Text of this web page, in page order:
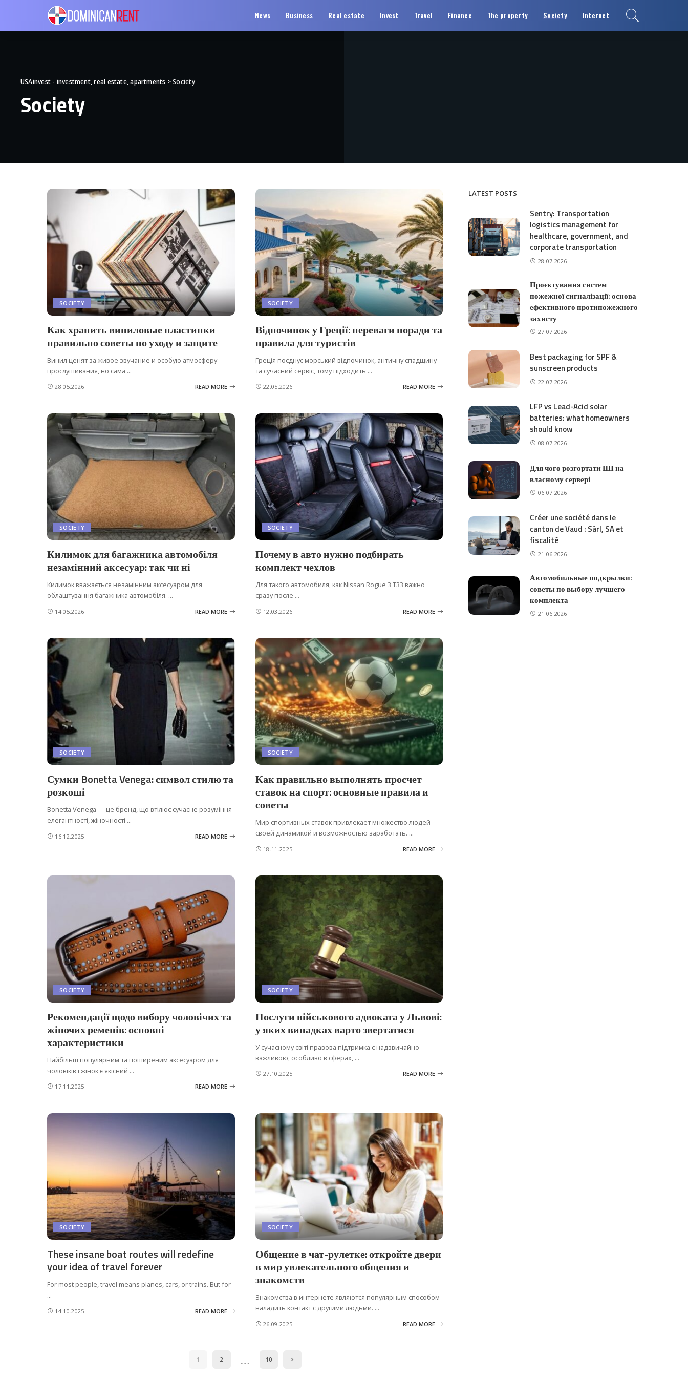
News Business Real estate Invest Travel Finance The property Society Internet
USAinvest - investment, real estate, apartments >Society
Society
SOCIETY
Как хранить виниловые пластинки
правильно советы по уходу и защите
Винил ценят за живое звучание и особую атмосферу
прослушивания, но сама ...
28.05.2026 READ MORE
SOCIETY
Відпочинок у Греції: переваги поради та
правила для туристів
Греція поєднує морський відпочинок, античну спадщину
та сучасний сервіс, тому підходить ...
22.05.2026 READ MORE
SOCIETY
Килимок для багажника автомобіля
незамінний аксесуар: так чи ні
Килимок вважається незамінним аксесуаром для
облаштування багажника автомобіля. ...
14.05.2026 READ MORE
SOCIETY
Почему в авто нужно подбирать
комплект чехлов
Для такого автомобиля, как Nissan Rogue 3 T33 важно
сразу после ...
12.03.2026 READ MORE
SOCIETY
Сумки Bonetta Venega: символ стилю та
розкоші
Bonetta Venega — це бренд, що втілює сучасне розуміння
елегантності, жіночності ...
16.12.2025 READ MORE
SOCIETY
Как правильно выполнять просчет
ставок на спорт: основные правила и
советы
Мир спортивных ставок привлекает множество людей
своей динамикой и возможностью заработать. ...
18.11.2025 READ MORE
SOCIETY
Рекомендації щодо вибору чоловічих та
жіночих ременів: основні
характеристики
Найбільш популярним та поширеним аксесуаром для
чоловіків і жінок є якісний ...
17.11.2025 READ MORE
SOCIETY
Послуги військового адвоката у Львові:
у яких випадках варто звертатися
У сучасному світі правова підтримка є надзвичайно
важливою, особливо в сферах, ...
27.10.2025 READ MORE
SOCIETY
These insane boat routes will redefine
your idea of travel forever
For most people, travel means planes, cars, or trains. But for
...
14.10.2025 READ MORE
SOCIETY
Общение в чат-рулетке: откройте двери
в мир увлекательного общения и
знакомств
Знакомства в интернете являются популярным способом
наладить контакт с другими людьми. ...
26.09.2025 READ MORE
1 2 … 10
LATEST POSTS
Sentry: Transportation
logistics management for
healthcare, government, and
corporate transportation
28.07.2026
Проєктування систем
пожежної сигналізації: основа
ефективного протипожежного
захисту
27.07.2026
Best packaging for SPF &
sunscreen products
22.07.2026
LFP vs Lead-Acid solar
batteries: what homeowners
should know
08.07.2026
Для чого розгортати ШІ на
власному сервері
06.07.2026
Créer une société dans le
canton de Vaud : Sàrl, SA et
fiscalité
21.06.2026
Автомобильные подкрылки:
советы по выбору лучшего
комплекта
21.06.2026